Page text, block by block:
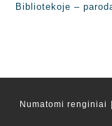
Bibliotekoje –
Numatomi renginiai